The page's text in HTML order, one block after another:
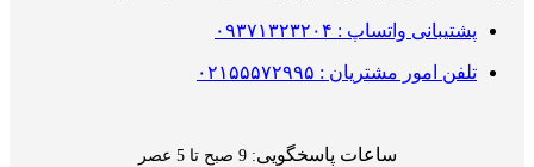
پشتیبانی واتساپ : ۰۹۳۷۱۳۲۳۲۰۴
تلفن امور مشتریان : ۰۲۱۵۵۵۷۲۹۹۵
ساعات پاسخگویی: 9 صبح تا 5 عصر